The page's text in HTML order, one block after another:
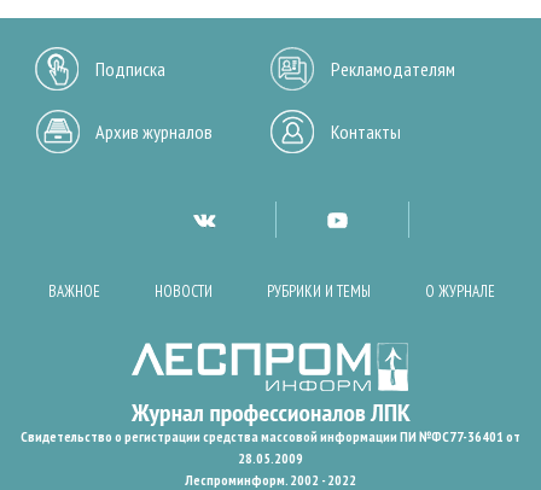
Подписка Рекламодателям
Архив журналов Контакты
ВАЖНОЕ НОВОСТИ РУБРИКИ И ТЕМЫ О ЖУРНАЛЕ
Свидетельство о регистрации средства массовой информации ПИ №ФС77-36401 от
28.05.2009
Леспроминформ. 2002 - 2022